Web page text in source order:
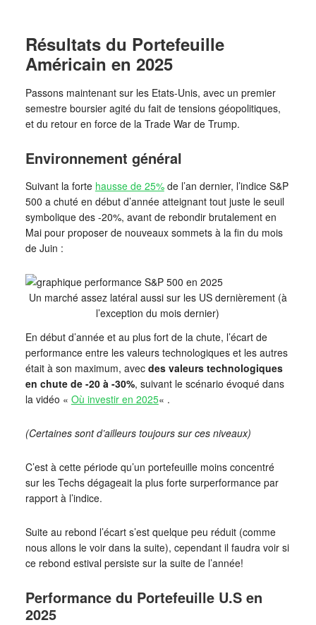
Résultats du Portefeuille
Américain en 2025
Passons maintenant sur les Etats-Unis, avec un premier
semestre boursier agité du fait de tensions géopolitiques,
et du retour en force de la Trade War de Trump.
Environnement général
Suivant la forte hausse de 25%de l’an dernier, l’indice S&P
500 a chuté en début d’année atteignant tout juste le seuil
symbolique des -20%, avant de rebondir brutalement en
Mai pour proposer de nouveaux sommets à la fin du mois
de Juin :
Un marché assez latéral aussi sur les US dernièrement (à
l’exception du mois dernier)
En début d’année et au plus fort de la chute, l’écart de
performance entre les valeurs technologiques et les autres
était à son maximum, avec des valeurs technologiques
en chute de -20 à -30%, suivant le scénario évoqué dans
la vidéo « Où investir en 2025« .
(Certaines sont d’ailleurs toujours sur ces niveaux)
C’est à cette période qu’un portefeuille moins concentré
sur les Techs dégageait la plus forte surperformance par
rapport à l’indice.
Suite au rebond l’écart s’est quelque peu réduit (comme
nous allons le voir dans la suite), cependant il faudra voir si
ce rebond estival persiste sur la suite de l’année!
Performance du Portefeuille U.S en
2025